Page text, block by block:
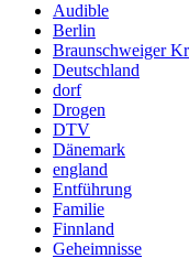
Audible
Berlin
Braunschweiger
Deutschland
dorf
Drogen
DTV
Dänemark
england
Entführung
Familie
Finnland
Geheimnisse